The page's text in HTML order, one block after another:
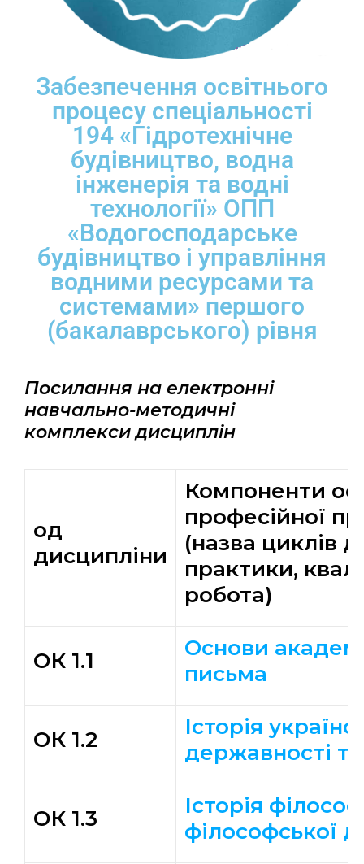
Забезпечення освітнього
процесу спеціальності
194 «Гідротехнічне
будівництво, водна
інженерія та водні
технології» ОПП
«Водогосподарське
будівництво і управління
водними ресурсами та
системами» першого
(бакалаврського) рівня
Посилання на електронні
навчально-методичні
комплекси дисциплін
од
дисципліни
Компоненти
професійної
(назва циклів
практики,
робота)
ОК 1.1
Основи
письма
ОК 1.2
Історія
державності
ОК 1.3
Історія
філософської